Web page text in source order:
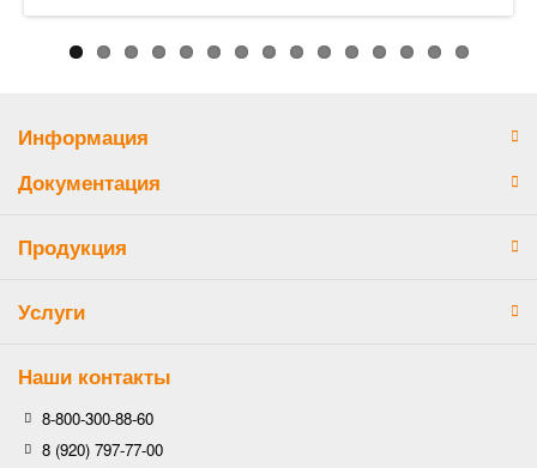
Информация
Документация
Продукция
Услуги
Наши контакты
8-800-300-88-60
8 (920) 797-77-00